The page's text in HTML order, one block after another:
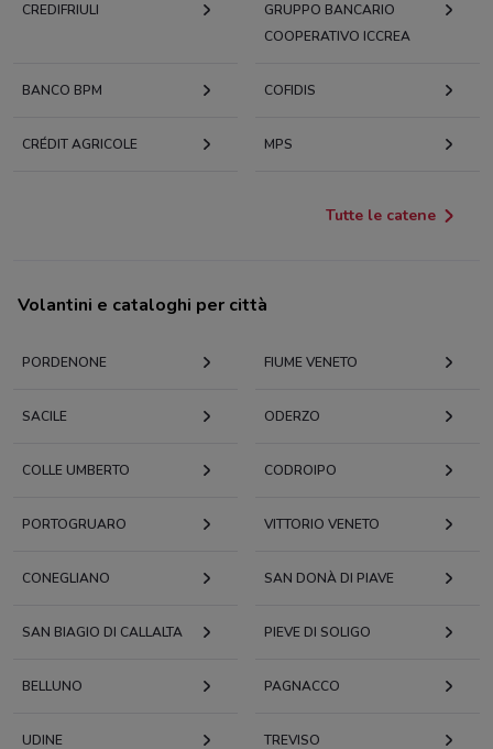
CREDIFRIULI
GRUPPO BANCARIO
COOPERATIVO ICCREA
BANCO BPM COFIDIS
CRÉDIT AGRICOLE MPS
Tutte le catene
Volantini e cataloghi per città
PORDENONE FIUME VENETO
SACILE ODERZO
COLLE UMBERTO CODROIPO
PORTOGRUARO VITTORIO VENETO
CONEGLIANO SAN DONÀ DI PIAVE
SAN BIAGIO DI CALLALTA PIEVE DI SOLIGO
BELLUNO PAGNACCO
UDINE TREVISO